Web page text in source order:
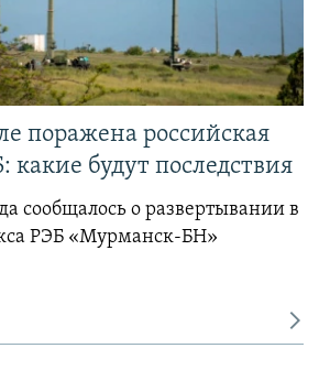
поражена российская
какие будут последствия
сообщалось о развертывании в
РЭБ «Мурманск-БН»